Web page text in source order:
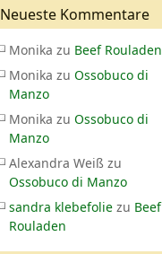
Neueste Kommentare
Monika zu Beef Rouladen
Monika zu Ossobuco di
Manzo
Monika zu Ossobuco di
Manzo
Alexandra Weiß zu
Ossobuco di Manzo
sandra klebefolie zu Beef
Rouladen